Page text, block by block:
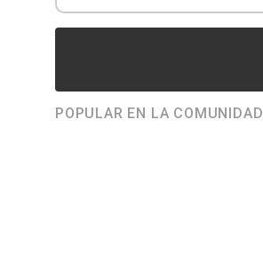
POPULAR EN LA COMUNIDAD